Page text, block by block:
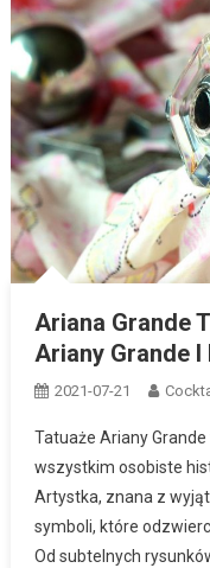
Ariana Grande
Ariany Grande
2021-07-21
Tatuaże Ariany
wszystkim osobiste
Artystka, znana z
symboli, które
Od subtelnych